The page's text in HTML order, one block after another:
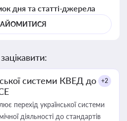
дня та статті-джерела
системи КВЕД до
+2
перехід української системи
діяльності до стандартів